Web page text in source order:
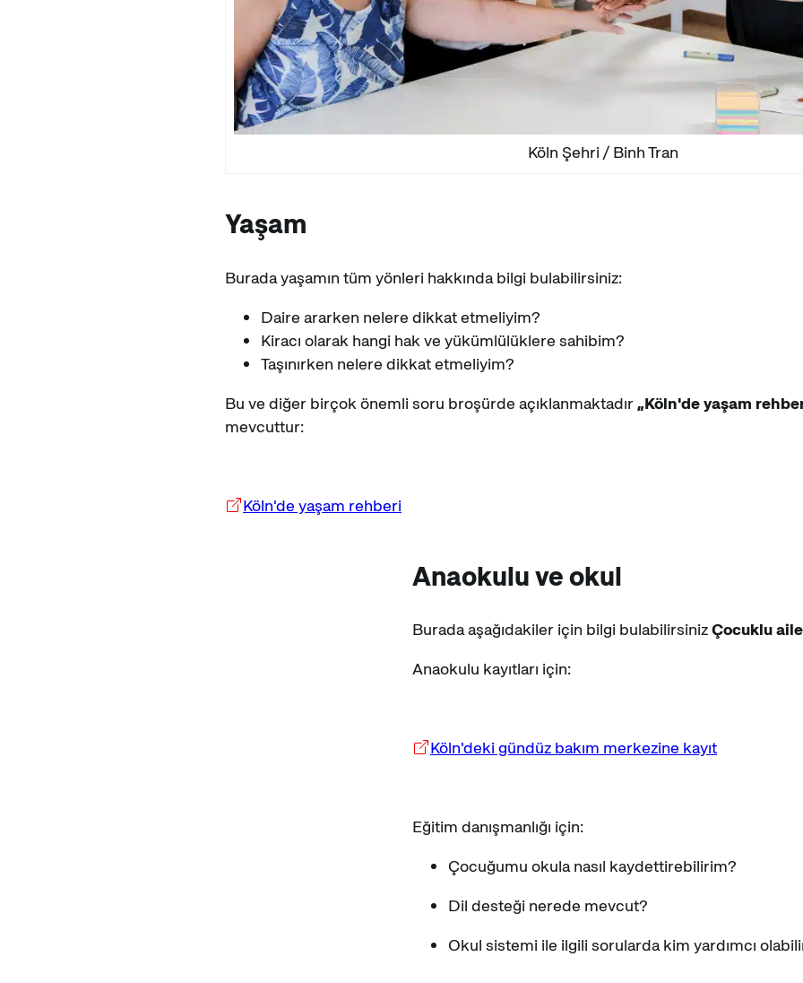
Köln Şehri / Binh Tran
Yaşam
Burada yaşamın tüm yönleri hakkında bilgi bulabilirsiniz:
Daire ararken nelere dikkat etmeliyim?
Kiracı olarak hangi hak ve yükümlülüklere sahibim?
Taşınırken nelere dikkat etmeliyim?
Bu ve diğer birçok önemli soru broşürde açıklanmaktadır„Köln'de yaşam
mevcuttur:
Köln'de yaşam rehberi
Anaokulu ve okul
Burada aşağıdakiler için bilgi bulabilirsinizÇocuklu
Anaokulu kayıtları için:
Köln'deki gündüz bakım merkezine kayıt
Eğitim danışmanlığı için:
Çocuğumu okula nasıl kaydettirebilirim?
Dil desteği nerede mevcut?
Okul sistemi ile ilgili sorularda kim yardımcı